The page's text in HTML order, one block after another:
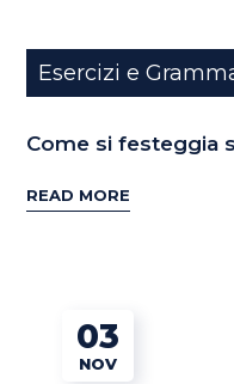
Esercizi e
Come si festeggia
READ MORE
03
NOV